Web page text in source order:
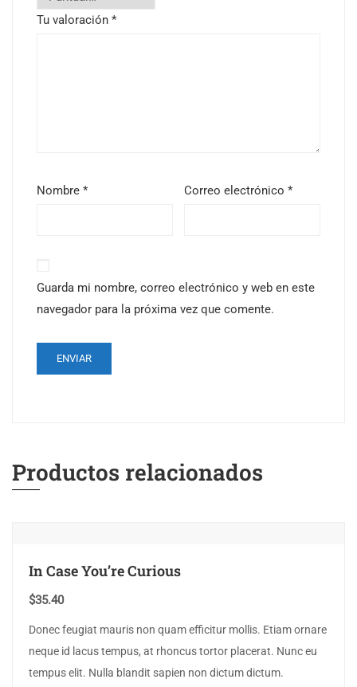
Tu valoración *
Nombre * Correo electrónico*
Guarda mi nombre, correo electrónico y web en este
navegador para la próxima vez que comente.
Productos relacionados
In Case You’re Curious
$35.40
Donec feugiat mauris non quam efficitur mollis. Etiam ornare
neque id lacus tempus, at rhoncus tortor placerat. Nunc eu
tempus elit. Nulla blandit sapien non dictum dictum.